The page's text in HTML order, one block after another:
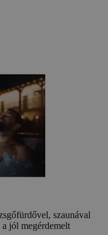
szaunával
jól megérdemelt